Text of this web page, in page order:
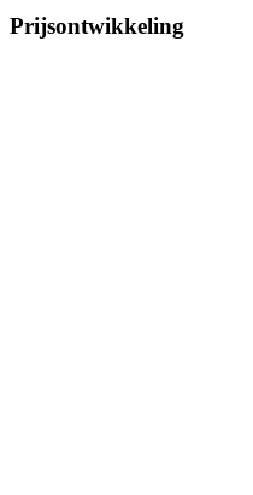
Prijsontwikkeling